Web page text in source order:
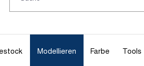
Modellieren Farbe Tools